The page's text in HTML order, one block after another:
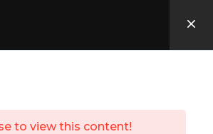
to view this content!